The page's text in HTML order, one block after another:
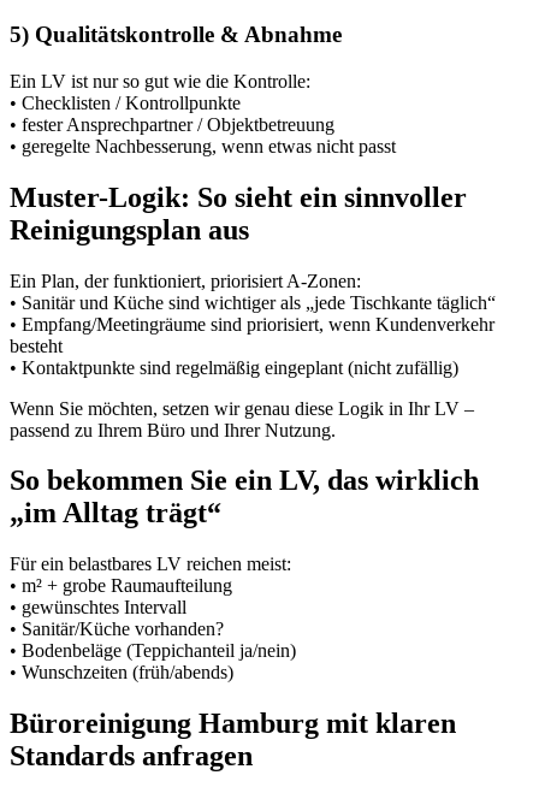
5) Qualitätskontrolle & Abnahme
Ein LV ist nur so gut wie die Kontrolle:
• Checklisten / Kontrollpunkte
• fester Ansprechpartner / Objektbetreuung
• geregelte Nachbesserung, wenn etwas nicht passt
Muster-Logik: So sieht ein sinnvoller
Reinigungsplan aus
Ein Plan, der funktioniert, priorisiert A-Zonen:
• Sanitär und Küche sind wichtiger als „jede Tischkante täglich“
• Empfang/Meetingräume sind priorisiert, wenn Kundenverkehr
besteht
• Kontaktpunkte sind regelmäßig eingeplant (nicht zufällig)
Wenn Sie möchten, setzen wir genau diese Logik in Ihr LV –
passend zu Ihrem Büro und Ihrer Nutzung.
So bekommen Sie ein LV, das wirklich
„im Alltag trägt“
Für ein belastbares LV reichen meist:
• m² + grobe Raumaufteilung
• gewünschtes Intervall
• Sanitär/Küche vorhanden?
• Bodenbeläge (Teppichanteil ja/nein)
• Wunschzeiten (früh/abends)
Büroreinigung Hamburg mit klaren
Standards anfragen